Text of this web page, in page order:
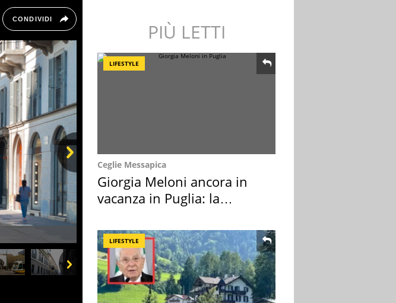
CONDIVIDI
Next
PIÙ LETTI
LIFESTYLE
Ceglie Messapica
Giorgia Meloni ancora in
vacanza in Puglia: la
LIFESTYLE